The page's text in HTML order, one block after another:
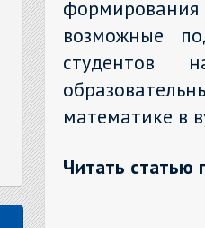
формирования
возможные
студентов
математике в
Читать статью